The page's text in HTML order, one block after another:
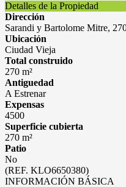
Detalles de la Propiedad
Dirección
Sarandi y Bartolome Mitre,
Ubicación
Ciudad Vieja
Total construido
270 m²
Antiguedad
A Estrenar
Expensas
4500
Superficie cubierta
270 m²
Patio
No
(REF. KLO6650380)
INFORMACIÓN BÁSICA